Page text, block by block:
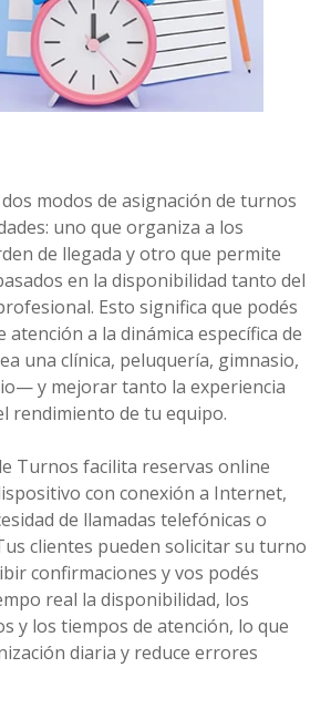
modos de asignación de turnos
uno que organiza a los
de llegada y otro que permite
en la disponibilidad tanto del
Esto significa que podés
atención a la dinámica específica de
una clínica, peluquería, gimnasio,
y mejorar tanto la experiencia
rendimiento de tu equipo.
Turnos facilita reservas online
con conexión a Internet,
de llamadas telefónicas o
clientes pueden solicitar su turno
confirmaciones y vos podés
real la disponibilidad, los
y los tiempos de atención, lo que
diaria y reduce errores